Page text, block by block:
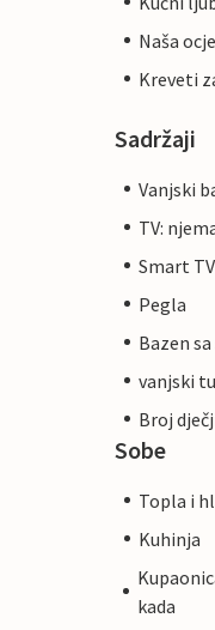
Naša
Kreveti
Sadržaji
Vanjski
TV:
Smart TV
Pegla
Bazen
vanjski
Broj
Sobe
Topla i
Kuhinja
kada